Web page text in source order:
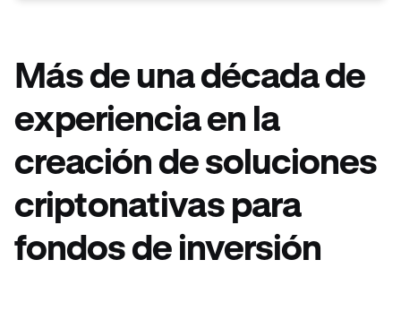
Más de una década de
experiencia en la
creación de soluciones
criptonativas para
fondos de inversión